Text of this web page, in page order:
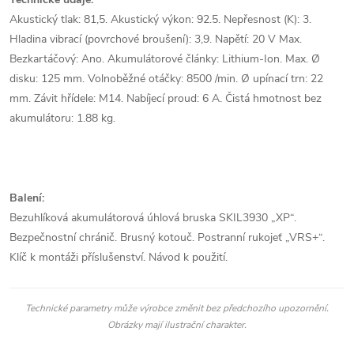
Akustický tlak: 81,5. Akustický výkon: 92.5. Nepřesnost (K): 3.
Hladina vibrací (povrchové broušení): 3,9. Napětí: 20 V Max.
Bezkartáčový: Ano. Akumulátorové články: Lithium-Ion. Max. Ø
disku: 125 mm. Volnoběžné otáčky: 8500 /min. Ø upínací trn: 22
mm. Závit hřídele: M14. Nabíjecí proud: 6 A. Čistá hmotnost bez
akumulátoru: 1.88 kg.
Balení:
Bezuhlíková akumulátorová úhlová bruska SKIL3930 „XP“.
Bezpečnostní chránič. Brusný kotouč. Postranní rukojeť „VRS+“.
Klíč k montáži příslušenství. Návod k použití.
Technické parametry může výrobce změnit bez předchozího upozornění.
Obrázky mají ilustrační charakter.